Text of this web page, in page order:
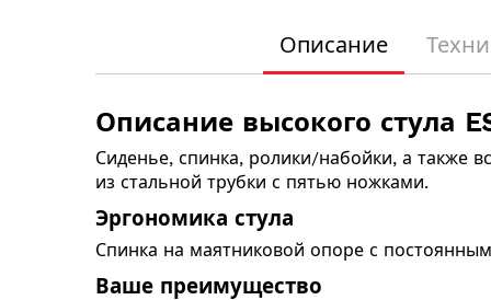
Описание
Описание высокого стула
Сиденье, спинка, ролики/набойки, а также
из стальной трубки с пятью ножками.
Эргономика стула
Спинка на маятниковой опоре с
Ваше преимущество